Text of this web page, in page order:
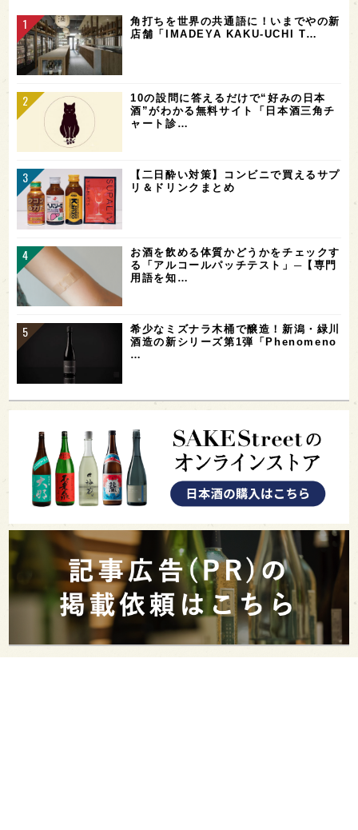
角打ちを世界の共通語に！いまでやの新
店舗「IMADEYA KAKU-UCHI T…
10の設問に答えるだけで“好みの日本
酒”がわかる無料サイト「日本酒三角チ
ャート診…
【二日酔い対策】コンビニで買えるサプ
リ＆ドリンクまとめ
お酒を飲める体質かどうかをチェックす
る「アルコールパッチテスト」─【専門
用語を知…
希少なミズナラ木桶で醸造！新潟・緑川
酒造の新シリーズ第1弾「Phenomeno
…